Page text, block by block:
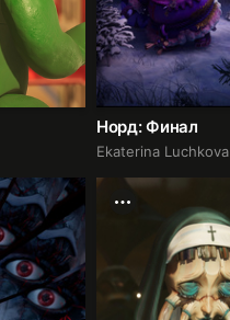
Норд: Финал
Ekaterina Luchkova